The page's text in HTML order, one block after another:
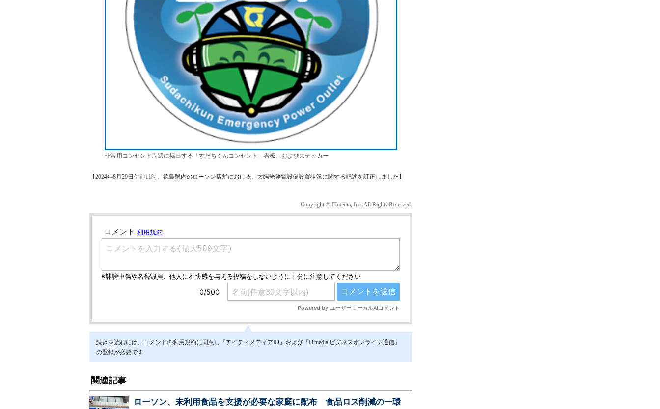
非常用コンセント周辺に掲出する「すだちくんコンセント」看板、およびステッカー
【2024年8月29日午前11時、徳島県内のローソン店舗における、太陽光発電設備設置状況に関する記述を訂正しました】
Copyright © ITmedia, Inc. All Rights Reserved.
続きを読むには、コメントの利用規約に同意し「アイティメディアID」および「ITmedia ビジネスオンライン通信」
の登録が必要です
関連記事
ローソン、未利用食品を支援が必要な家庭に配布 食品ロス削減の一環